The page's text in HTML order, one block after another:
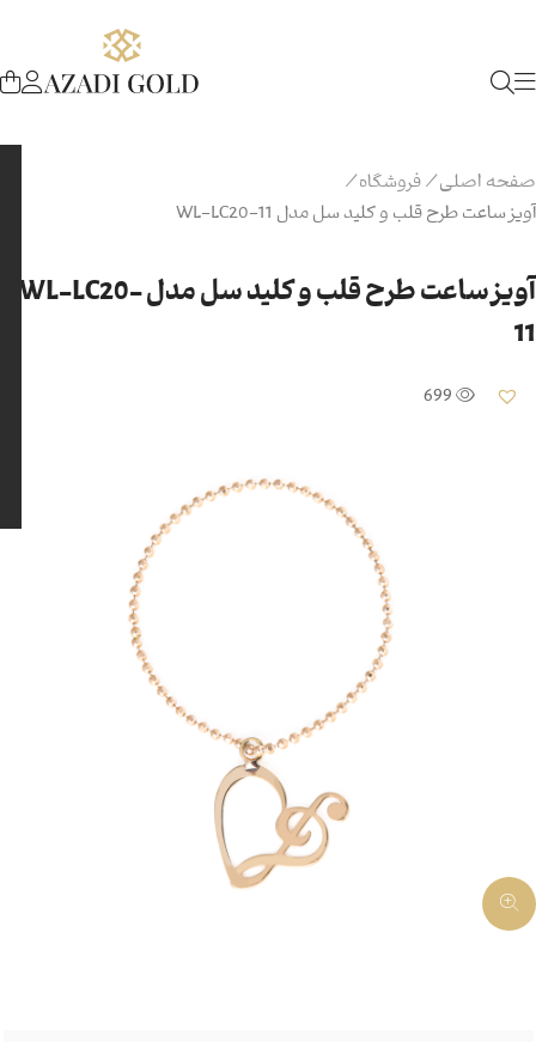
صفحه اصلی/فروشگاه/
آویز ساعت طرح قلب و کلید سل مدل WL-LC20-11
آویز ساعت طرح قلب و کلید سل مدل WL-LC20-
11
699